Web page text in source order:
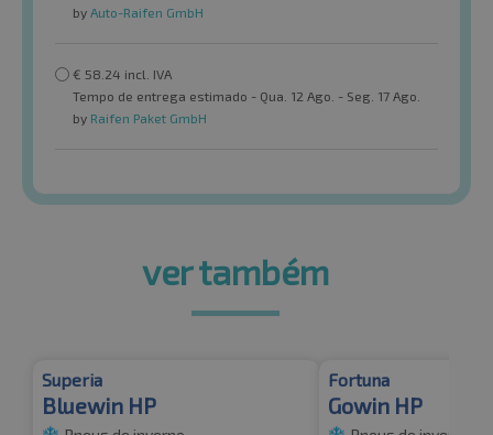
by Auto-Raifen GmbH
€ 58.24 incl. IVA
Tempo de entrega estimado - Qua. 12 Ago. - Seg. 17 Ago.
by Raifen Paket GmbH
ver também
Superia
Bluewin HP
Fortuna
Gowin HP